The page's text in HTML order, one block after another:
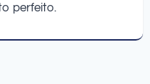
perfeito.